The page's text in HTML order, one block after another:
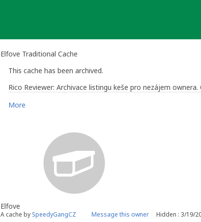
Elfove Traditional Cache
This cache has been archived.
Rico Reviewer: Archivace listingu keše pro nezájem
Rico Reviewer
More
Elfove
A cache by SpeedyGangCZ Message this owner Hidden : 3/19/